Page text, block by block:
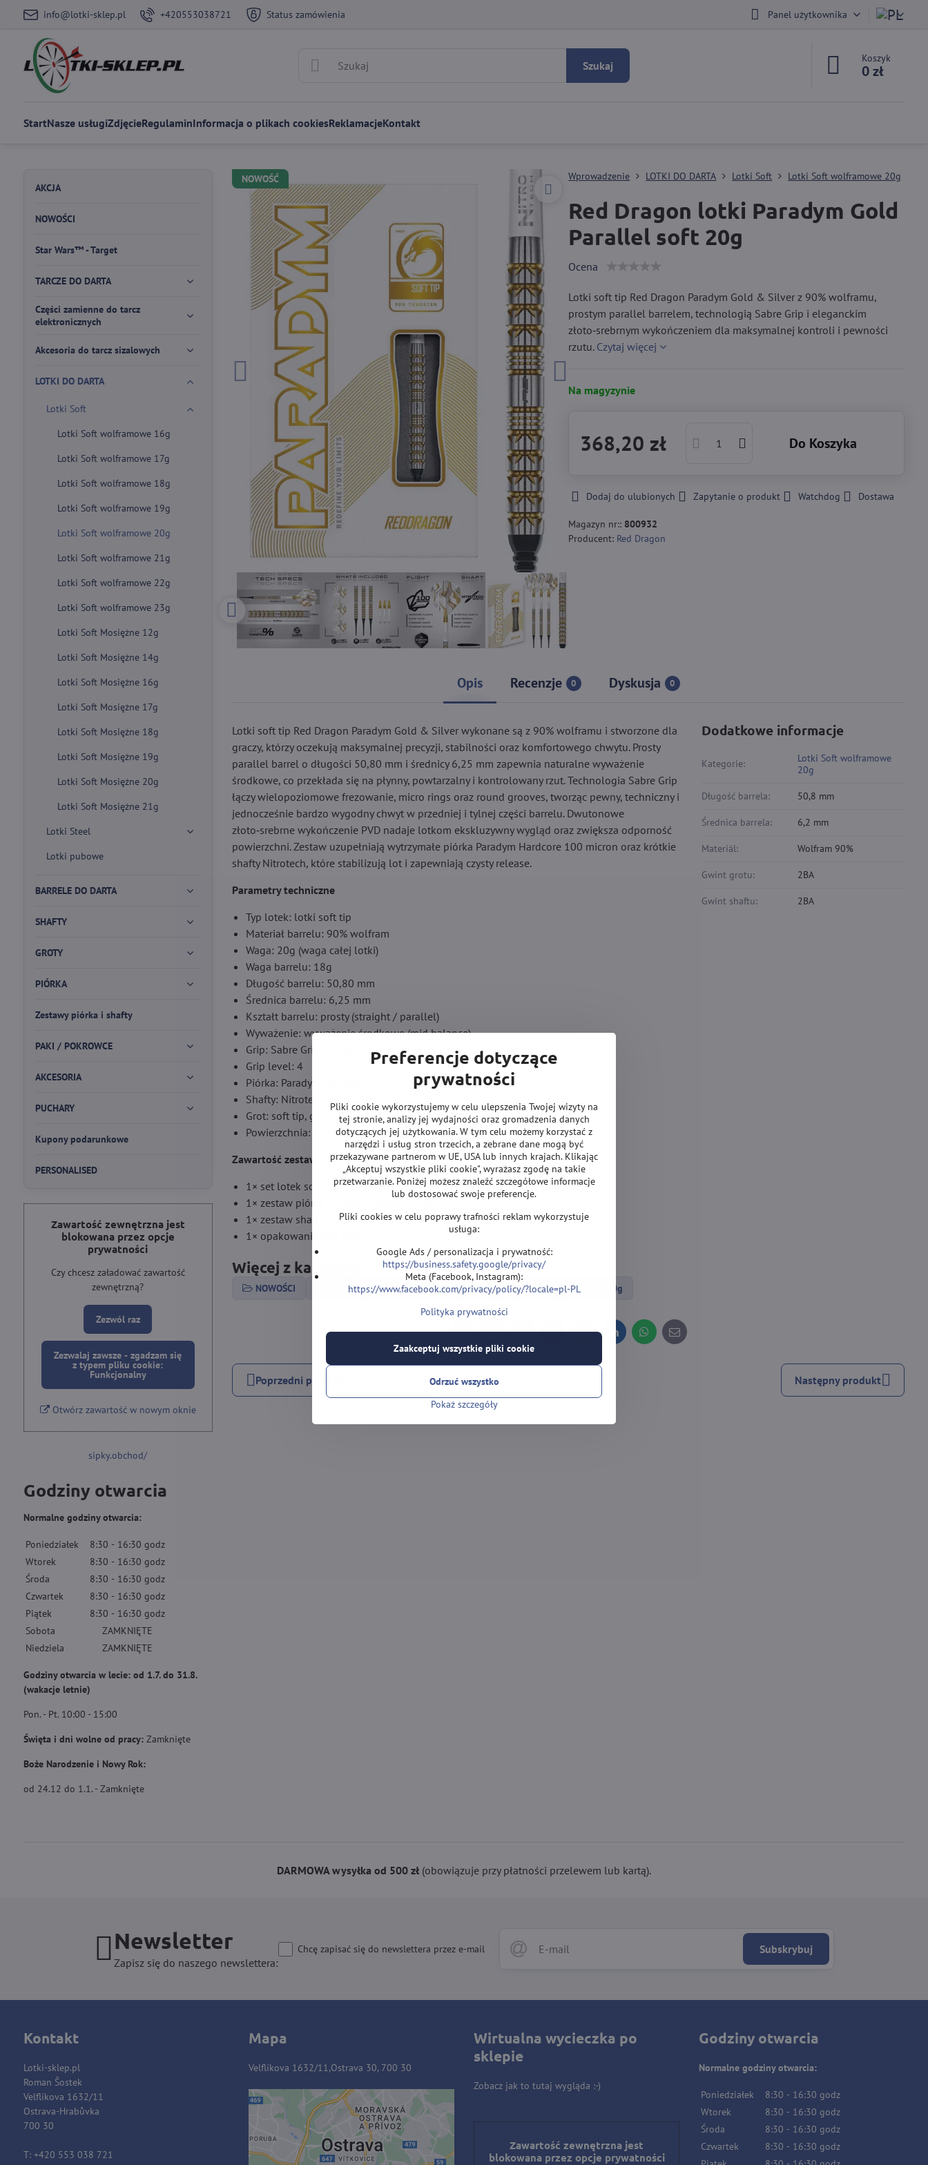
info@lotki-sklep.pl +420553038721 Status zamówienia Panel użytkownika
Szukaj
Koszyk
0 zł
StartNasze usługiZdjęcieRegulaminInformacja o plikach cookiesReklamacjeKontakt
NOWOŚĆ Wprowadzenie LOTKI DO DARTA Lotki Soft Lotki Soft wolframowe 20g
Red Dragon lotki Paradym Gold
Parallel soft 20g
Ocena
Lotki soft tip Red Dragon Paradym Gold & Silver z 90% wolframu,
prostym parallel barrelem, technologią Sabre Grip i eleganckim
złoto‑srebrnym wykończeniem dla maksymalnej kontroli i pewności
rzutu. Czytaj więcej
Na magyzynie
368,20 zł Do Koszyka
Dodaj do ulubionych Zapytanie o produkt Watchdog Dostawa
Magazyn nr:: 800932
Producent: Red Dragon
Opis Recenzje 0 Dyskusja 0
Lotki soft tip Red Dragon Paradym Gold & Silver wykonane są z 90% wolframu i stworzone dla
graczy, którzy oczekują maksymalnej precyzji, stabilności oraz komfortowego chwytu. Prosty
parallel barrel o długości 50,80 mm i średnicy 6,25 mm zapewnia naturalne wyważenie
środkowe, co przekłada się na płynny, powtarzalny i kontrolowany rzut. Technologia Sabre Grip
łączy wielopoziomowe frezowanie, micro rings oraz round grooves, tworząc pewny, techniczny i
jednocześnie bardzo wygodny chwyt w przedniej i tylnej części barrelu. Dwutonowe
złoto‑srebrne wykończenie PVD nadaje lotkom ekskluzywny wygląd oraz zwiększa odporność
powierzchni. Zestaw uzupełniają wytrzymałe piórka Paradym Hardcore 100 micron oraz krótkie
shafty Nitrotech, które stabilizują lot i zapewniają czysty release.
Parametry techniczne
Typ lotek: lotki soft tip
Materiał barrelu: 90% wolfram
Waga: 20g (waga całej lotki)
Waga barrelu: 18g
Długość barrelu: 50,80 mm
Średnica barrelu: 6,25 mm
Kształt barrelu: prosty (straight / parallel)
Wyważenie: wyważenie środkowe (mid balance)
Grip: Sabre Grip, round grooves, micro rings
Grip level: 4
Piórka: Paradym Hardcore, 100 micron, standard #2
Shafty: Nitrotech Short 36 mm
Grot: soft tip, gwint 2BA
Powierzchnia: Gold & Silver dual‑tone coating
Zawartość zestawu
1× set lotek soft tip Red Dragon Paradym Gold & Silver (3 szt.)
1× zestaw piórek Paradym Hardcore 100 micron
1× zestaw shaftów Nitrotech Short
1× opakowanie Red Dragon
Więcej z kategorii
NOWOŚCI LOTKI DO DARTA Lotki Soft Lotki Soft wolframowe 20g
Dodatkowe informacje
Kategorie:
Lotki Soft wolframowe
20g
Długość barrela: 50,8 mm
Średnica barrela: 6,2 mm
Materiál: Wolfram 90%
Gwint grotu: 2BA
Gwint shaftu: 2BA
FacebookTwitterBlueskyPinterestReddit LinkedInWhatsApp
E-
mail
Poprzedni produkt Następny produkt
AKCJA
NOWOŚCI
Star Wars™ - Target
TARCZE DO DARTA
Części zamienne do tarcz
elektronicznych
Akcesoria do tarcz sizalowych
LOTKI DO DARTA
Lotki Soft
Lotki Soft wolframowe 16g
Lotki Soft wolframowe 17g
Lotki Soft wolframowe 18g
Lotki Soft wolframowe 19g
Lotki Soft wolframowe 20g
Lotki Soft wolframowe 21g
Lotki Soft wolframowe 22g
Lotki Soft wolframowe 23g
Lotki Soft Mosiężne 12g
Lotki Soft Mosiężne 14g
Lotki Soft Mosiężne 16g
Lotki Soft Mosiężne 17g
Lotki Soft Mosiężne 18g
Lotki Soft Mosiężne 19g
Lotki Soft Mosiężne 20g
Lotki Soft Mosiężne 21g
Lotki Steel
Lotki pubowe
BARRELE DO DARTA
SHAFTY
GROTY
PIÓRKA
Zestawy piórka i shafty
PAKI / POKROWCE
AKCESORIA
PUCHARY
Kupony podarunkowe
PERSONALISED
Zawartość zewnętrzna jest
blokowana przez opcje
prywatności
Czy chcesz załadować zawartość
zewnętrzną?
Zezwól raz
Zezwalaj zawsze - zgadzam się
z typem pliku cookie:
Funkcjonalny
Otwórz zawartość w nowym oknie
sipky.obchod/
Godziny otwarcia
Normalne godziny otwarcia:
Poniedziałek 8:30 - 16:30 godz
Wtorek
8:30 - 16:30 godz
Środa
8:30 - 16:30 godz
Czwartek
8:30 - 16:30 godz
Piątek
8:30 - 16:30 godz
Sobota
ZAMKNIĘTE
Niedziela
ZAMKNIĘTE
Godziny otwarcia w lecie: od 1.7. do 31.8.
(wakacje letnie)
Pon. - Pt. 10:00 - 15:00
Święta i dni wolne od pracy:Zamknięte
Boże Narodzenie i Nowy Rok:
od 24.12 do 1.1. - Zamknięte
DARMOWA wysyłka od 500 zł(obowiązuje przy płatności przelewem lub kartą).
Newsletter
Zapisz się do naszego newslettera:
Subskrybuj
Chcę zapisać się do newslettera przez e-mail
Kontakt
Lotki-sklep.pl
Roman Šostek
Velflíkova 1632/11
Ostrava-Hrabůvka
700 30
T: +420 553 038 721
Mapa
Velflíkova 1632/11,Ostrava 30, 700 30
Zawartość zewnętrzna jest
blokowana przez opcje
prywatności
Wirtualna wycieczka po
sklepie
Zobacz jak to tutaj wygląda :-)
Zawartość zewnętrzna jest
blokowana przez opcje prywatności
Godziny otwarcia
Normalne godziny otwarcia:
Poniedziałek 8:30 - 16:30 godz
Wtorek
8:30 - 16:30 godz
Środa
8:30 - 16:30 godz
Czwartek
8:30 - 16:30 godz
Preferencje dotyczące
prywatności
Pliki cookie wykorzystujemy w celu ulepszenia Twojej wizyty na
tej stronie, analizy jej wydajności oraz gromadzenia danych
dotyczących jej użytkowania. W tym celu możemy korzystać z
narzędzi i usług stron trzecich, a zebrane dane mogą być
przekazywane partnerom w UE, USA lub innych krajach. Klikając
„Akceptuj wszystkie pliki cookie", wyrażasz zgodę na takie
przetwarzanie. Poniżej możesz znaleźć szczegółowe informacje
lub dostosować swoje preferencje.
Pliki cookies w celu poprawy trafności reklam wykorzystuje
usługa:
Google Ads / personalizacja i prywatność:
https://business.safety.google/privacy/
Meta (Facebook, Instagram):
https://www.facebook.com/privacy/policy/?locale=pl-PL
Polityka prywatności
Pokaż szczegóły
Zaakceptuj wszystkie pliki cookie
Odrzuć wszystko